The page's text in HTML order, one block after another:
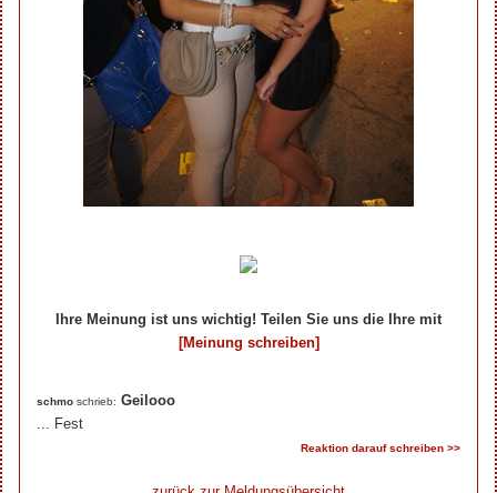
Ihre Meinung ist uns wichtig! Teilen Sie uns die Ihre mit
[Meinung schreiben]
schmo schrieb: Geilooo
... Fest
Reaktion darauf schreiben >>